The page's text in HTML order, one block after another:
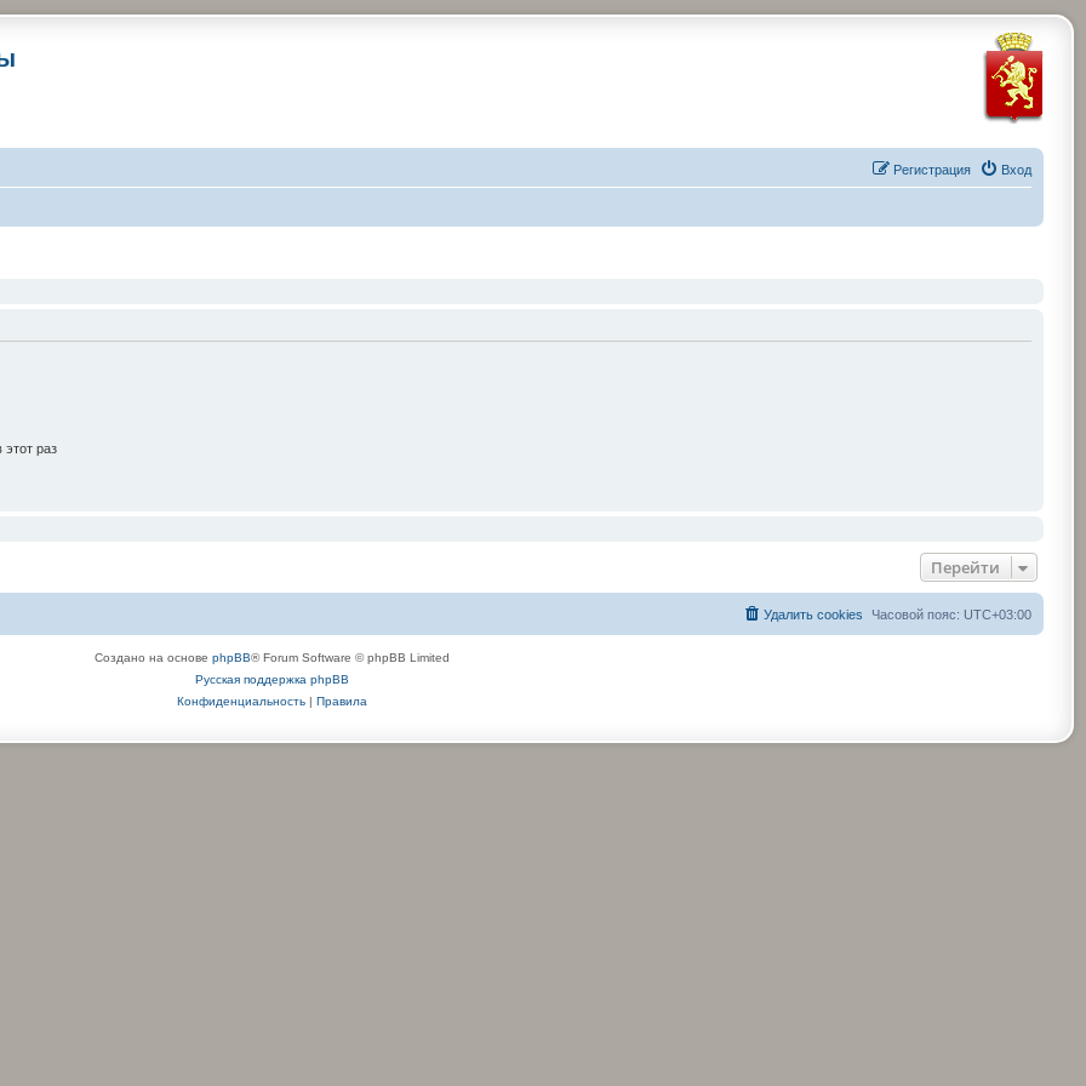
Вход
Регистрация
раз
Перейти
Часовой пояс: UTC+03:00
Удалить cookies
Создано на основе phpBB® Forum Software © phpBB Limited
Русская поддержка phpBB
Конфиденциальность| Правила